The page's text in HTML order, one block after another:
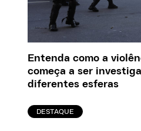
Entenda como a
começa a ser
diferentes esferas
DESTAQUE